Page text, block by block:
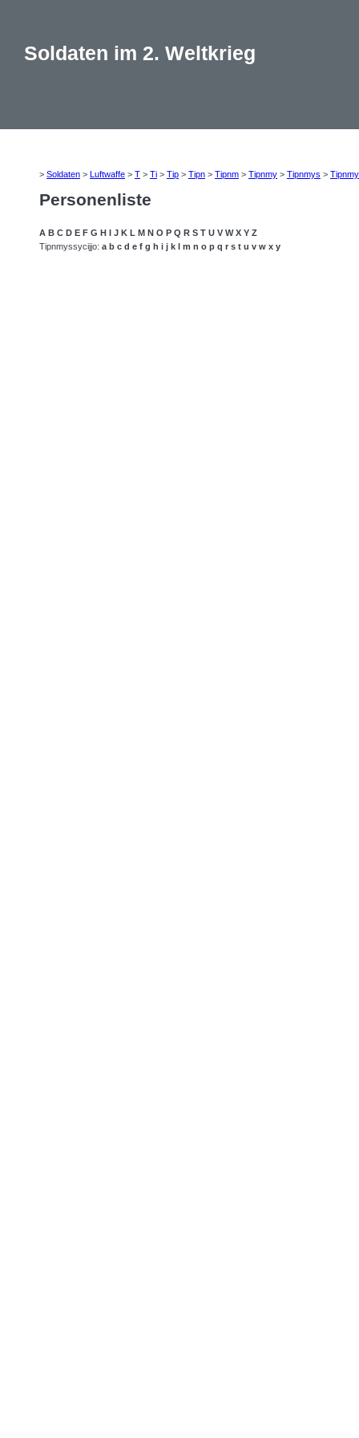
Soldaten im 2. Weltkrieg
> Soldaten > Luftwaffe > T > Ti > Tip > Tipn > Tipnm > Tipnmy > Tipnmys >
Personenliste
A B C D E F G H I J K L M N O P Q R S T U V W X Y Z
Tipnmyssycijjo: a b c d e f g h i j k l m n o p q r s t u v w x y